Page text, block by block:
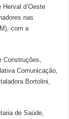
d’Oeste
nas
com a
Comunicação,
Bortolini,
de Saúde,